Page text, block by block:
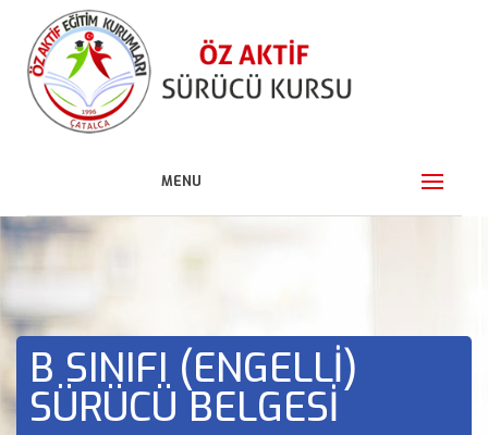
MENU
B SINIFI (ENGELLI)
SÜRÜCÜ BELGESI